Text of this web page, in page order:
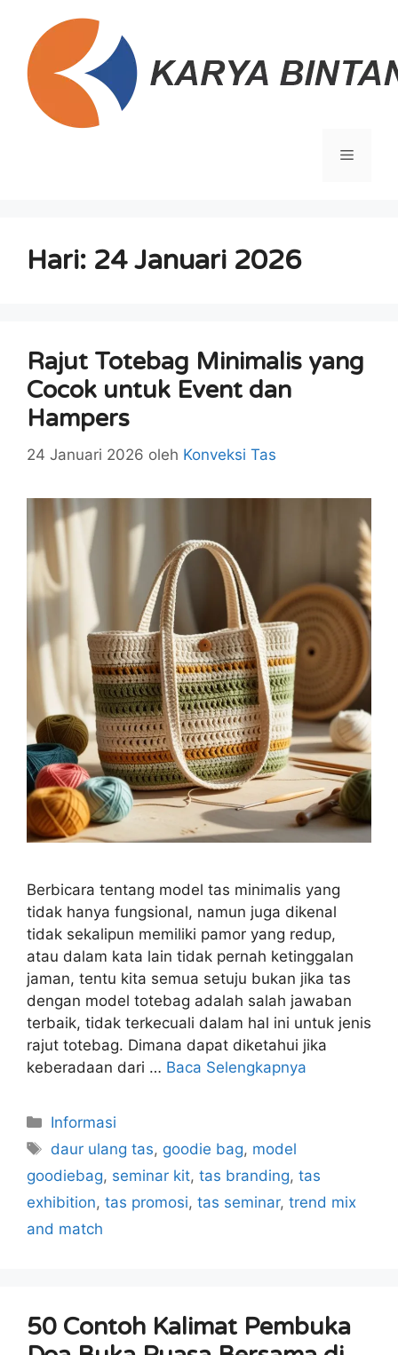
Menu
Hari: 24 Januari 2026
Rajut Totebag Minimalis yang
Cocok untuk Event dan
Hampers
24 Januari 2026 oleh Konveksi Tas
Berbicara tentang model tas minimalis yang
tidak hanya fungsional, namun juga dikenal
tidak sekalipun memiliki pamor yang redup,
atau dalam kata lain tidak pernah ketinggalan
jaman, tentu kita semua setuju bukan jika tas
dengan model totebag adalah salah jawaban
terbaik, tidak terkecuali dalam hal ini untuk jenis
rajut totebag. Dimana dapat diketahui jika
keberadaan dari … Baca Selengkapnya
Kategori
Informasi
Tag
daur ulang tas, goodie bag, model
goodiebag, seminar kit, tas branding, tas
exhibition, tas promosi, tas seminar, trend mix
and match
50 Contoh Kalimat Pembuka